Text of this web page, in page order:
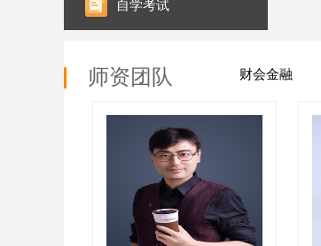
自学考试
财会金融
师资团队